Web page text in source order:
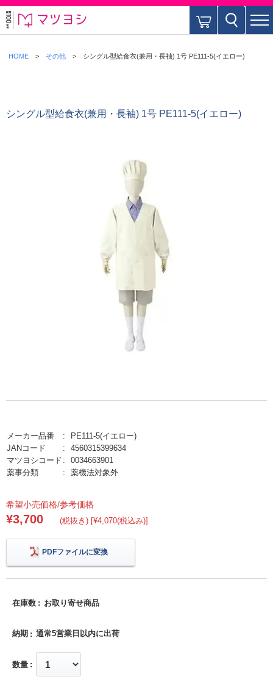
HOME その他 シングル型給食衣(兼用・長袖) 1号 PE111-5(イエロー)
シングル型給食衣(兼用・長袖) 1号 PE111-5(イエロー)
メーカー品番
PE111-5(イエロー)
JANコード
4560315399634
マツヨシコード
0034663901
薬事分類
薬機法対象外
希望小売価格/参考価格
¥3,700 (税抜き) [¥4,070(税込み)]
PDFファイルに変換
在庫数 お取り寄せ商品
納期 通常5営業日以内に出荷
数量